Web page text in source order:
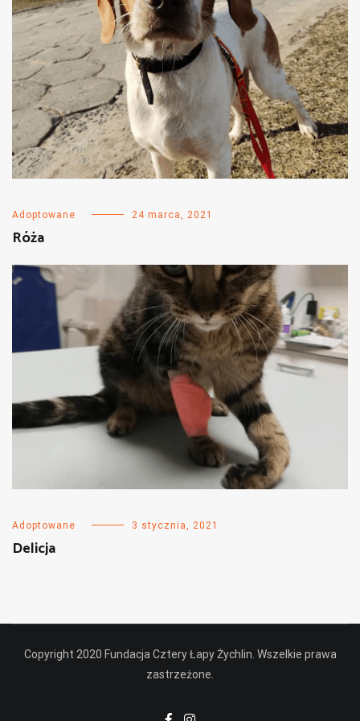
Adoptowane 24 marca, 2021
Róża
Adoptowane 3 stycznia, 2021
Delicja
Copyright 2020 Fundacja Cztery Łapy Żychlin. Wszelkie prawa
zastrzeżone.